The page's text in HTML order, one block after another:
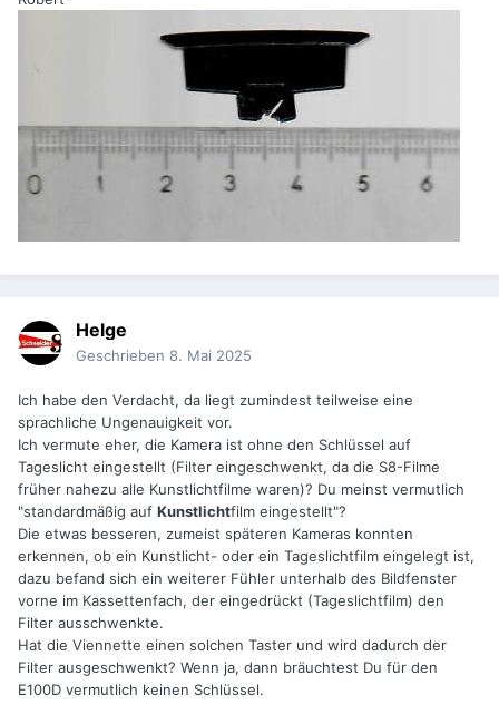
Helge
Geschrieben 8. Mai 2025
Ich habe den Verdacht, da liegt zumindest teilweise eine
sprachliche Ungenauigkeit vor.
Ich vermute eher, die Kamera ist ohne den Schlüssel auf
Tageslicht eingestellt (Filter eingeschwenkt, da die S8-Filme
früher nahezu alle Kunstlichtfilme waren)? Du meinst vermutlich
"standardmäßig auf Kunstlichtfilm eingestellt"?
Die etwas besseren, zumeist späteren Kameras konnten
erkennen, ob ein Kunstlicht- oder ein Tageslichtfilm eingelegt ist,
dazu befand sich ein weiterer Fühler unterhalb des Bildfenster
vorne im Kassettenfach, der eingedrückt (Tageslichtfilm) den
Filter ausschwenkte.
Hat die Viennette einen solchen Taster und wird dadurch der
Filter ausgeschwenkt? Wenn ja, dann bräuchtest Du für den
E100D vermutlich keinen Schlüssel.